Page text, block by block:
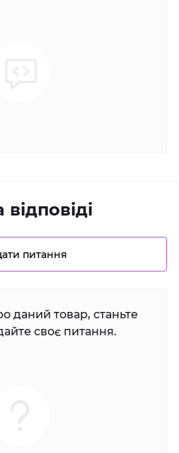
питання
даний товар, станьте
своє питання.